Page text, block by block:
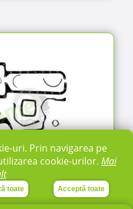
uri. Prin navigarea pe
cookie-urilor. Mai
toate Acceptă toate